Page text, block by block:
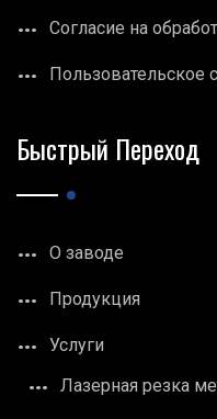
Согласие на
Пользовательское
Быстрый Переход
О заводе
Продукция
Услуги
Лазерная резка